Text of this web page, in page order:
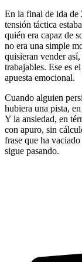
En la final de ida de
tensión táctica
quién era capaz de
no era una simple
quisieran vender
trabajables. Ese es
apuesta emocional.
Cuando alguien
hubiera una pista,
Y la ansiedad, en
con apuro, sin
frase que ha
sigue pasando.